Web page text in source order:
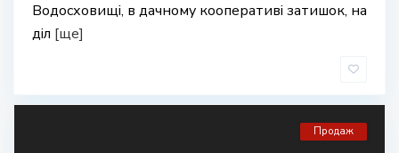
Водосховищі, в дачному кооперативі затишок, на
діл [ще]
Продаж